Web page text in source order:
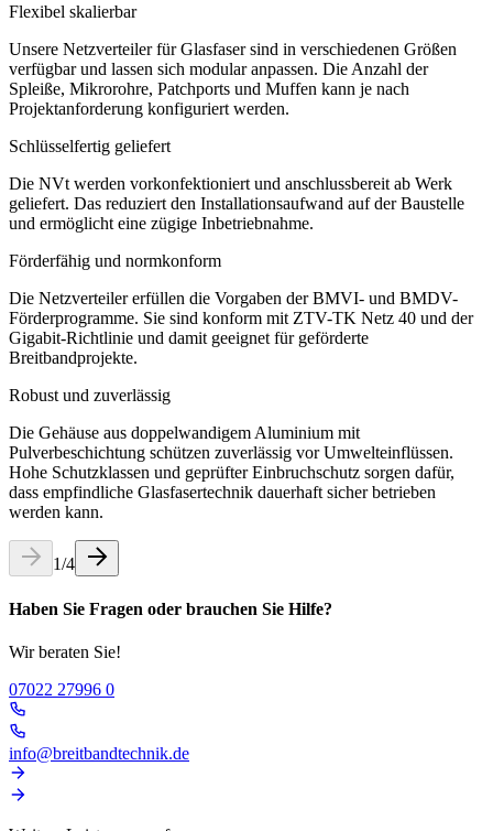
Flexibel skalierbar
Unsere Netzverteiler für Glasfaser sind in verschiedenen Größen
verfügbar und lassen sich modular anpassen. Die Anzahl der
Spleiße, Mikrorohre, Patchports und Muffen kann je nach
Projektanforderung konfiguriert werden.
Schlüsselfertig geliefert
Die NVt werden vorkonfektioniert und anschlussbereit ab Werk
geliefert. Das reduziert den Installationsaufwand auf der Baustelle
und ermöglicht eine zügige Inbetriebnahme.
Förderfähig und normkonform
Die Netzverteiler erfüllen die Vorgaben der BMVI- und BMDV-
Förderprogramme. Sie sind konform mit ZTV-TK Netz 40 und der
Gigabit-Richtlinie und damit geeignet für geförderte
Breitbandprojekte.
Robust und zuverlässig
Die Gehäuse aus doppelwandigem Aluminium mit
Pulverbeschichtung schützen zuverlässig vor Umwelteinflüssen.
Hohe Schutzklassen und geprüfter Einbruchschutz sorgen dafür,
dass empfindliche Glasfasertechnik dauerhaft sicher betrieben
werden kann.
1/4
Haben Sie Fragen oder brauchen Sie Hilfe?
Wir beraten Sie!
07022 27996 0
info@breitbandtechnik.de